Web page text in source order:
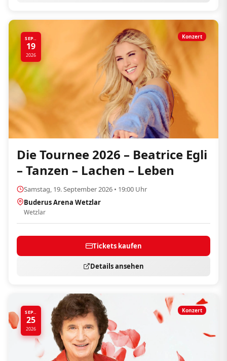
SEP..
19
2026
Konzert
Die Tournee 2026 – Beatrice Egli
– Tanzen – Lachen – Leben
Samstag, 19. September 2026 • 19:00 Uhr
Buderus Arena Wetzlar
Wetzlar
Tickets kaufen
Details ansehen
SEP..
25
2026
Konzert